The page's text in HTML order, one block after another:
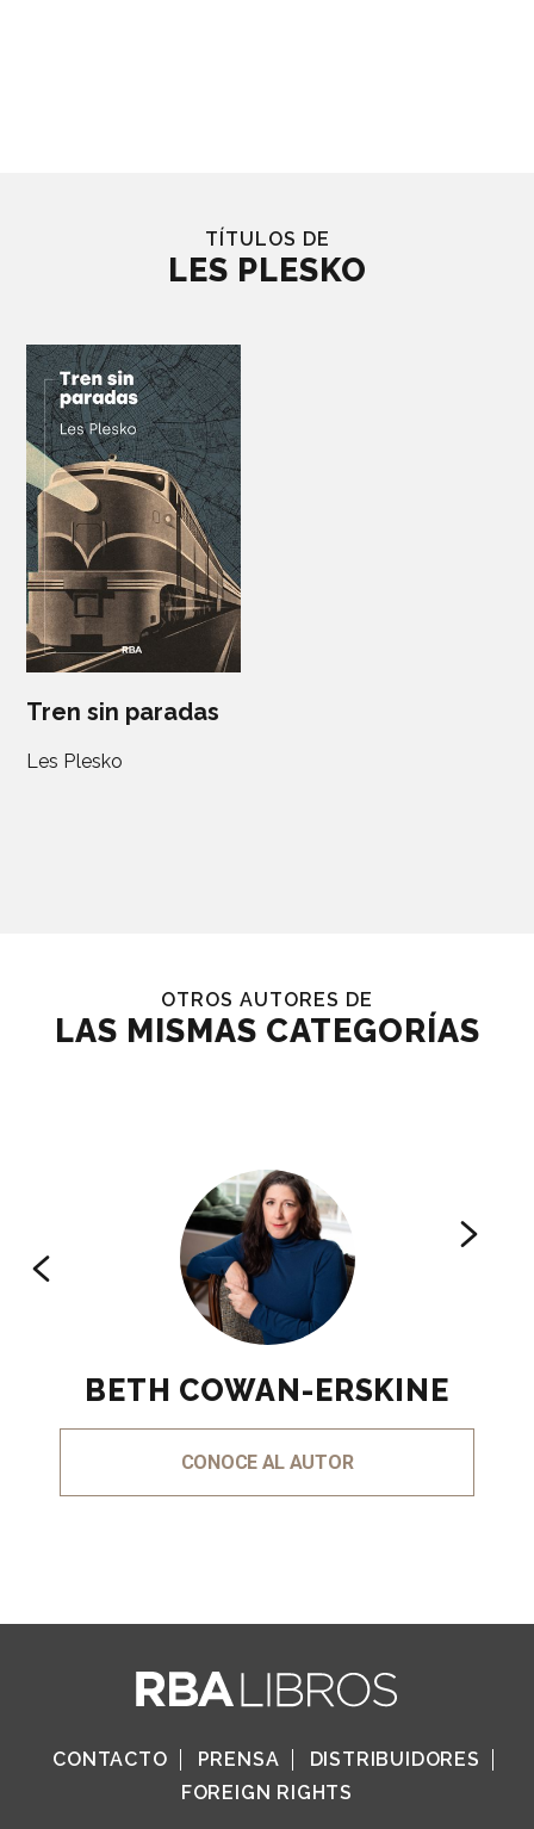
TÍTULOS DE
LES PLESKO
Tren sin paradas
Les Plesko
OTROS AUTORES DE
LAS MISMAS CATEGORÍAS
BETH COWAN-ERSKINE
CONOCE AL AUTOR
CONTACTO PRENSA
DISTRIBUIDORES
FOREIGN RIGHTS